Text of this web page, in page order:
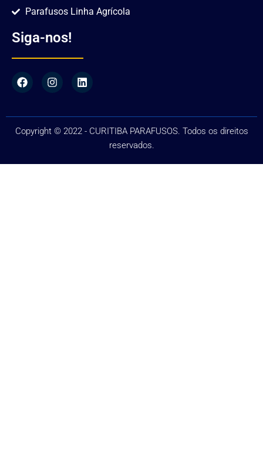
Parafusos Linha Agrícola
Siga-nos!
Copyright © 2022 - CURITIBA PARAFUSOS. Todos os direitos
reservados.